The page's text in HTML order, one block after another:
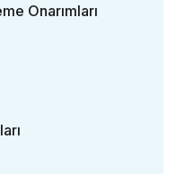
Onarımları